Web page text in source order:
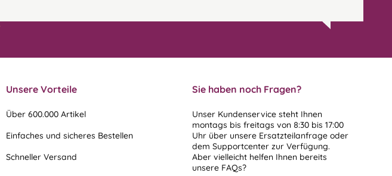
Unsere Vorteile
Über 600.000 Artikel
Einfaches und sicheres Bestellen
Schneller Versand
Sie haben noch Fragen?
Unser Kundenservice steht Ihnen
montags bis freitags von 8:30 bis 17:00
Uhr über unsere Ersatzteilanfrage oder
dem Supportcenter zur Verfügung.
Aber vielleicht helfen Ihnen bereits
unsere FAQs?